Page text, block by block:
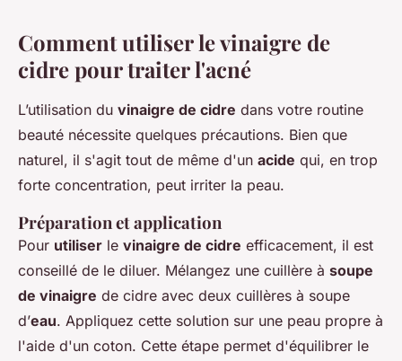
Comment utiliser le vinaigre de
cidre pour traiter l'acné
L’utilisation du vinaigre de cidre dans votre routine
beauté nécessite quelques précautions. Bien que
naturel, il s'agit tout de même d'un acide qui, en trop
forte concentration, peut irriter la peau.
Préparation et application
Pour utiliser le vinaigre de cidre efficacement, il est
conseillé de le diluer. Mélangez une cuillère à soupe
de vinaigre de cidre avec deux cuillères à soupe
d’eau. Appliquez cette solution sur une peau propre à
l'aide d'un coton. Cette étape permet d'équilibrer le